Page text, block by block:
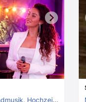
, Hochzeitsband